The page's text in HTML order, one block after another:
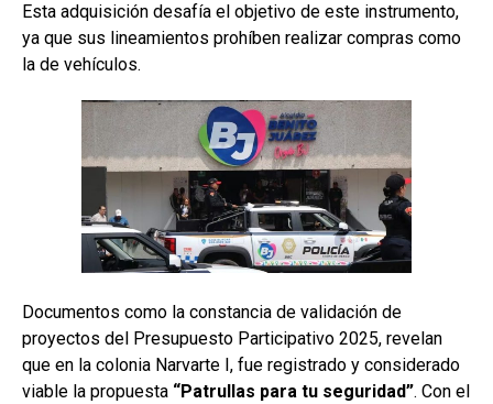
Esta adquisición desafía el objetivo de este instrumento,
ya que sus lineamientos prohíben realizar compras como
la de vehículos.
Documentos como la constancia de validación de
proyectos del Presupuesto Participativo 2025, revelan
que en la colonia Narvarte I, fue registrado y considerado
viable la propuesta “Patrullas para tu seguridad”. Con el